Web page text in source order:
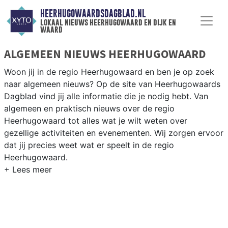
HEERHUGOWAARDSDAGBLAD.NL
lokaal nieuws heerhugowaard en dijk en
waard
ALGEMEEN NIEUWS HEERHUGOWAARD
Woon jij in de regio Heerhugowaard en ben je op zoek
naar algemeen nieuws? Op de site van Heerhugowaards
Dagblad vind jij alle informatie die je nodig hebt. Van
algemeen en praktisch nieuws over de regio
Heerhugowaard tot alles wat je wilt weten over
gezellige activiteiten en evenementen. Wij zorgen ervoor
dat jij precies weet wat er speelt in de regio
Heerhugowaard.